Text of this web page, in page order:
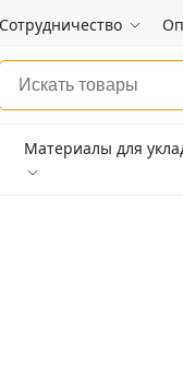
Сотрудничество
Материалы для